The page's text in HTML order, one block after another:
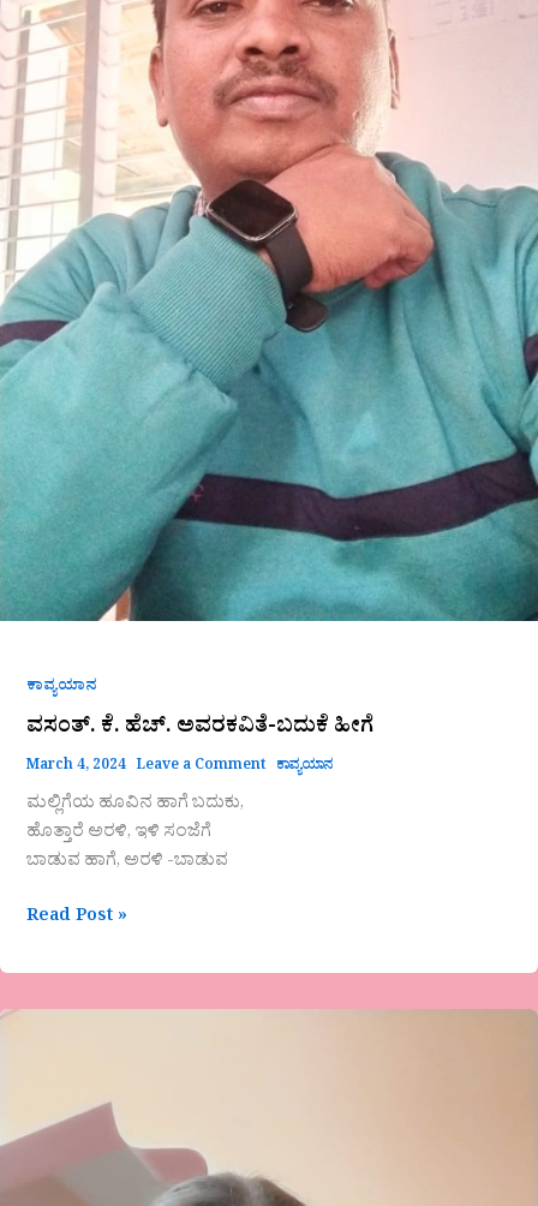
ಕಾವ್ಯಯಾನ
ವಸಂತ್. ಕೆ. ಹೆಚ್. ಅವರಕವಿತೆ-ಬದುಕೆ ಹೀಗೆ
March 4, 2024 Leave a Comment ಕಾವ್ಯಯಾನ
ಮಲ್ಲಿಗೆಯ ಹೂವಿನ ಹಾಗೆ ಬದುಕು,
ಹೊತ್ತಾರೆ ಅರಳಿ, ಇಳಿ ಸಂಜೆಗೆ
ಬಾಡುವ ಹಾಗೆ, ಅರಳಿ -ಬಾಡುವ
Read Post »
ಸ್ವಾರ್ಥದ
ಹೆಮ್ಮರ